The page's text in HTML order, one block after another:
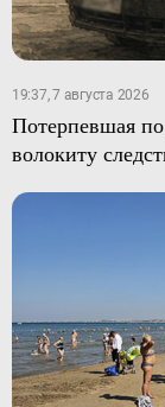
19:37, 7 августа 2026
Потерпевшая
волокиту